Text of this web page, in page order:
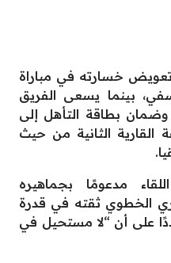
خسارته في مباراة
(0-2) في أسفي، بينما يسعى الفريق
بطاقة التأهل إلى
القارية الثانية من حيث
مدعومًا بجماهيره
الخطوي ثقته في قدرة
على أن “لا مستحيل في